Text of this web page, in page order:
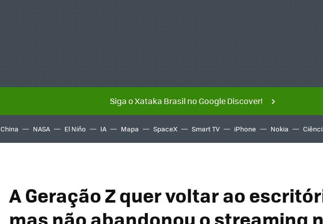
Siga o Xataka Brasil no Google Discover!
China NASA El Niño IA Mapa SpaceX Smart TV iPhone Nokia
A Geração Z quer voltar ao